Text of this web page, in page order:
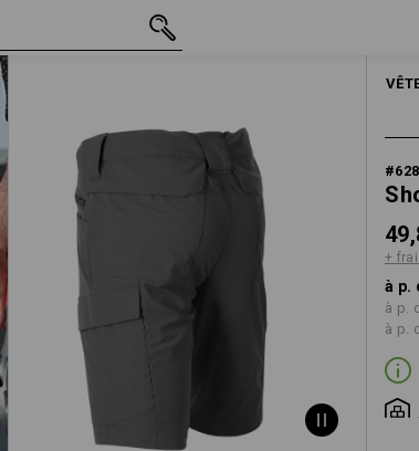
#
+
à p.
à p.
à p.
44